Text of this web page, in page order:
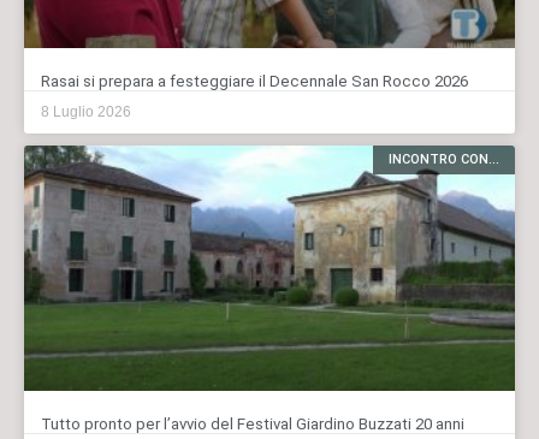
Rasai si prepara a festeggiare il Decennale San Rocco 2026
8 Luglio 2026
INCONTRO CON...
Tutto pronto per l’avvio del Festival Giardino Buzzati 20 anni